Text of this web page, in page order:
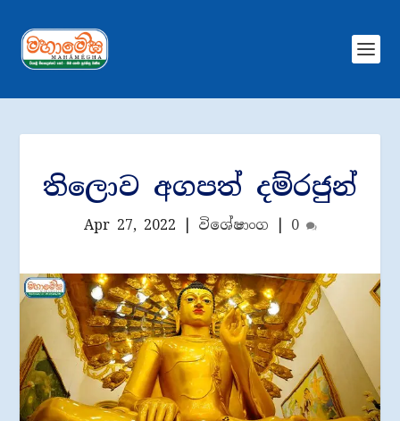
ති​ලොව අගපත් දම්රජුන්
Apr 27, 2022 විශේෂාංග 0